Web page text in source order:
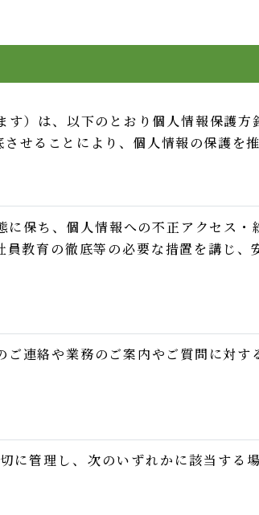
）は、以下のとおり個人情報保護
せることにより、個人情報の保護を推
保ち、個人情報への不正アクセス・
教育の徹底等の必要な措置を講じ
連絡や業務のご案内やご質問に対
に管理し、次のいずれかに該当する